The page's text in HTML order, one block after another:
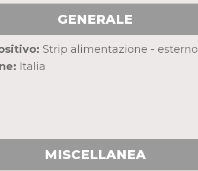
GENERALE
Strip alimentazione - esterno
Italia
MISCELLANEA